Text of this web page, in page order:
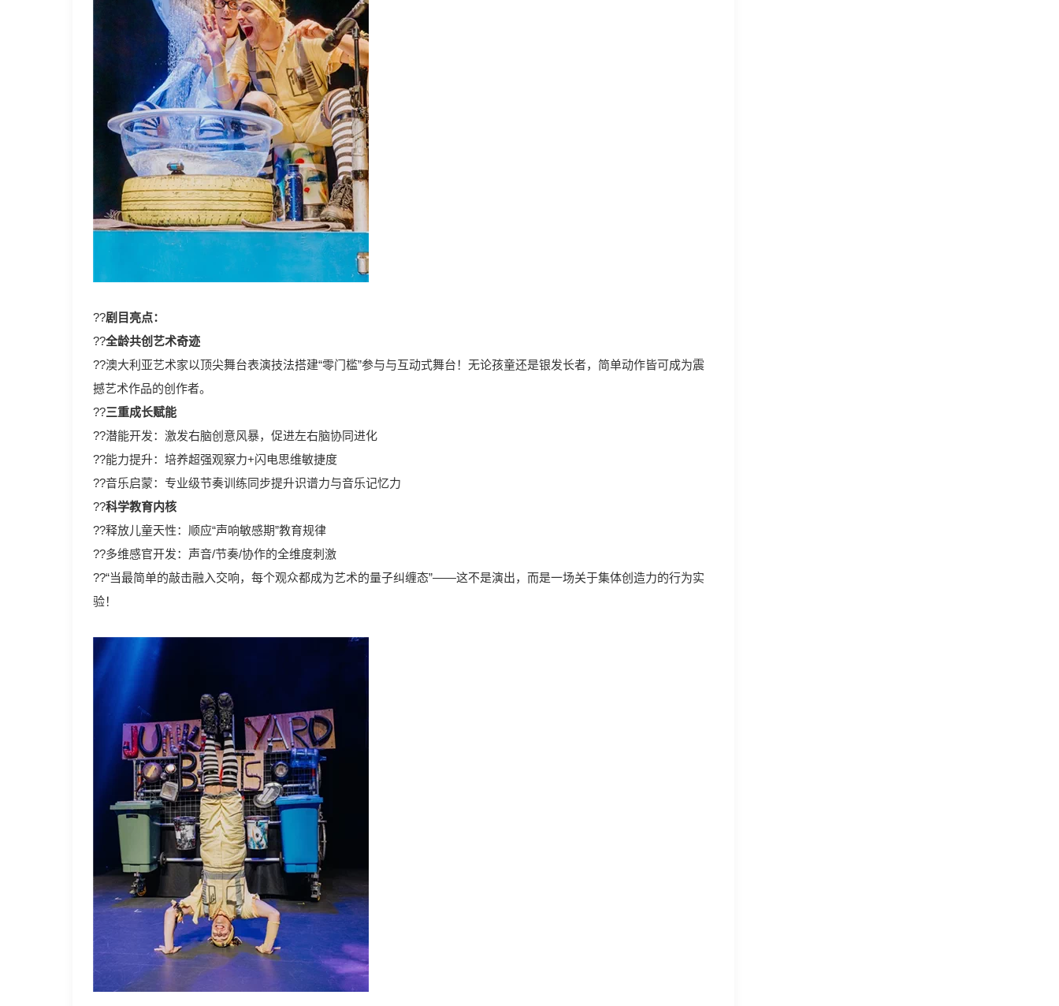
??剧目亮点：
??全龄共创艺术奇迹
??澳大利亚艺术家以顶尖舞台表演技法搭建“零门槛”参与与互动式舞台！无论孩童还是银发长者，简单动作皆可成为震
撼艺术作品的创作者。
??三重成长赋能
??潜能开发：激发右脑创意风暴，促进左右脑协同进化
??能力提升：培养超强观察力+闪电思维敏捷度
??音乐启蒙：专业级节奏训练同步提升识谱力与音乐记忆力
??科学教育内核
??释放儿童天性：顺应“声响敏感期”教育规律
??多维感官开发：声音/节奏/协作的全维度刺激
??“当最简单的敲击融入交响，每个观众都成为艺术的量子纠缠态”——这不是演出，而是一场关于集体创造力的行为实
验！